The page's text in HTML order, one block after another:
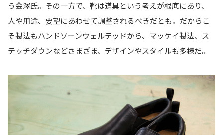
う金澤氏。その一方で、靴は道具という考えが根底にあり、
人や用途、要望にあわせて調整されるべきだとも。だからこ
そ製法もハンドソーンウェルテッドから、マッケイ製法、ス
テッチダウンなどさまざま、デザインやスタイルも多様だ。